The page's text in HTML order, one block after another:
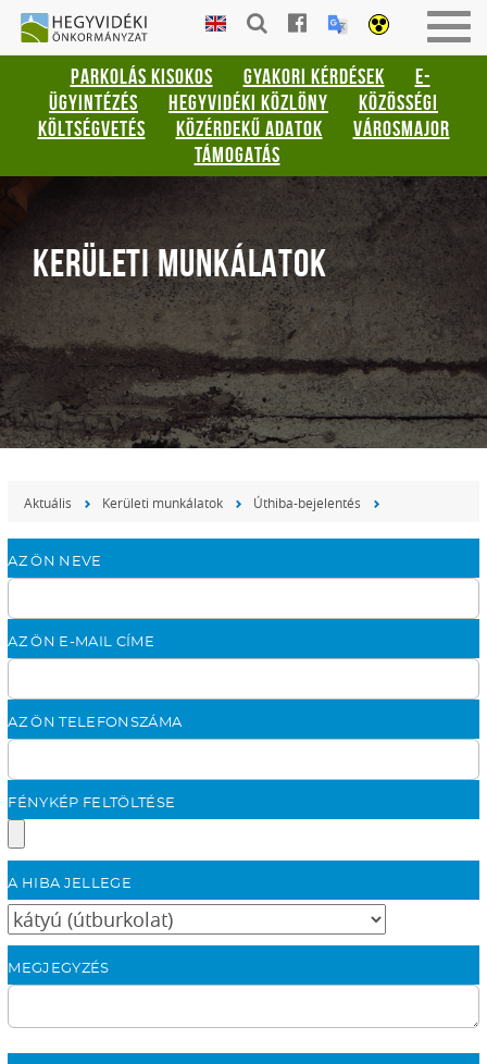
Gyorsbillentyűk
listája
Keresés:
"S"
Bejelentkezés:
HEGYVIDÉKI
ÖNKORMÁNYZAT
PARKOLÁS KISOKOS GYAKORI KÉRDÉSEK
E-
ÜGYINTÉZÉS
HEGYVIDÉKI KÖZLÖNY
KÖZÖSSÉGI
KÖLTSÉGVETÉS
KÖZÉRDEKŰ ADATOK
VÁROSMAJOR
TÁMOGATÁS
KERÜLETI MUNKÁLATOK
Aktuális Kerületi munkálatok Úthiba-bejelentés
AZ ÖN NEVE
AZ ÖN E-MAIL CÍME
AZ ÖN TELEFONSZÁMA
FÉNYKÉP FELTÖLTÉSE
A HIBA JELLEGE
MEGJEGYZÉS